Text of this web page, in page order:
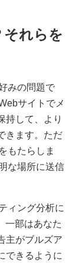
れらを
みの問題で
サイトでメ
持して、より
きます。ただ
もたらしま
な場所に送信
ィング分析に
一部はあなた
主がブルズア
できるように